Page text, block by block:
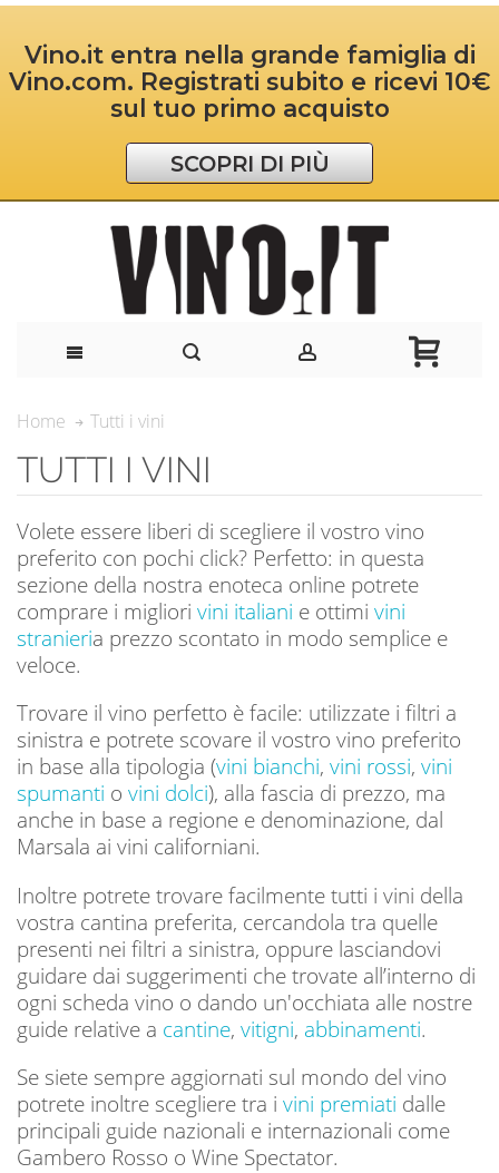
Vino.it entra nella grande famiglia di
Vino.com. Registrati subito e ricevi 10€
sul tuo primo acquisto
SCOPRI DI PIÙ
Home Tutti i vini
TUTTI I VINI
Volete essere liberi di scegliere il vostro vino
preferito con pochi click? Perfetto: in questa
sezione della nostra enoteca online potrete
comprare i migliori vini italiani e ottimi vini
stranieria prezzo scontato in modo semplice e
veloce.
Trovare il vino perfetto è facile: utilizzate i filtri a
sinistra e potrete scovare il vostro vino preferito
in base alla tipologia (vini bianchi, vini rossi, vini
spumanti o vini dolci), alla fascia di prezzo, ma
anche in base a regione e denominazione, dal
Marsala ai vini californiani.
Inoltre potrete trovare facilmente tutti i vini della
vostra cantina preferita, cercandola tra quelle
presenti nei filtri a sinistra, oppure lasciandovi
guidare dai suggerimenti che trovate all’interno di
ogni scheda vino o dando un'occhiata alle nostre
guide relative a cantine, vitigni, abbinamenti.
Se siete sempre aggiornati sul mondo del vino
potrete inoltre scegliere tra i vini premiati dalle
principali guide nazionali e internazionali come
Gambero Rosso o Wine Spectator.